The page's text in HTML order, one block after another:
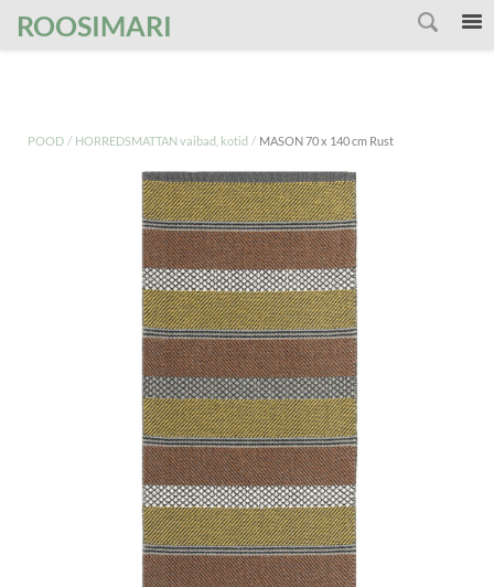
ROOSIMARI
POOD / HORREDSMATTAN vaibad, kotid / MASON 70 x 140 cm Rust